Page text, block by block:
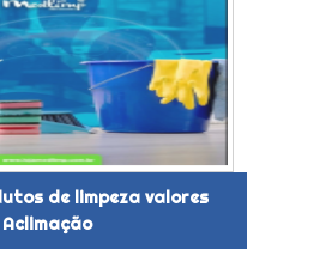
de limpeza valores
Aclimação